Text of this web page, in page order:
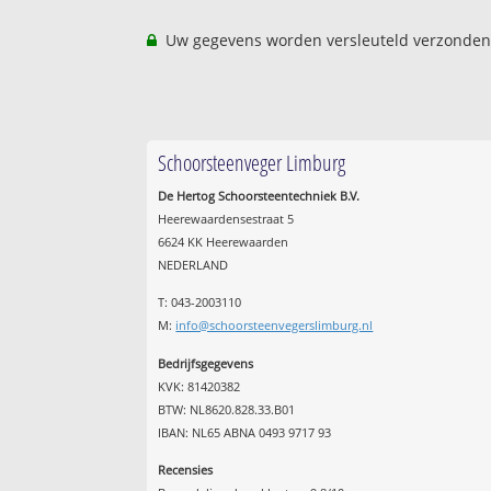
Uw gegevens worden versleuteld
Schoorsteenveger Limburg
De Hertog Schoorsteentechniek B.V.
Heerewaardensestraat 5
6624 KK Heerewaarden
NEDERLAND
T: 043-2003110
M: info@schoorsteenvegerslimburg.nl
Bedrijfsgegevens
KVK: 81420382
BTW: NL8620.828.33.B01
IBAN: NL65 ABNA 0493 9717 93
Recensies